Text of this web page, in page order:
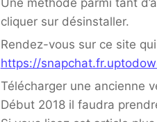
cliquer sur désinstaller.
Rendez-vous sur ce site
https://
Télécharger une ancienne
Début 2018 il faudra